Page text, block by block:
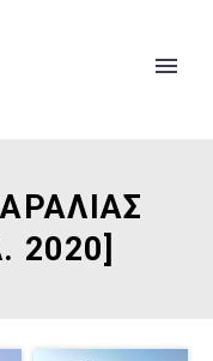
2020]